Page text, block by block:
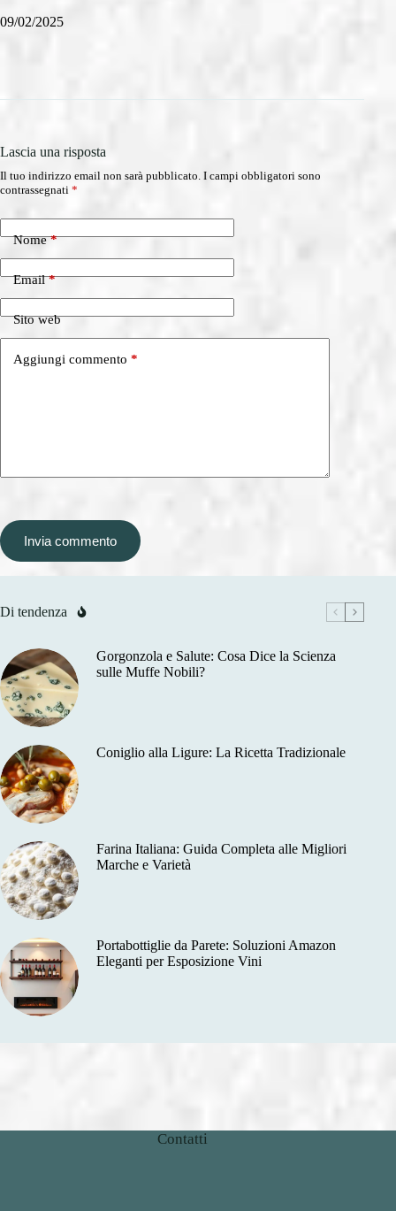
09/02/2025
Lascia una risposta
Il tuo indirizzo email non sarà pubblicato. I campi obbligatori sono
contrassegnati *
Nome*
Email*
Sito web
Aggiungi commento *
Invia commento
Di tendenza
Gorgonzola e Salute: Cosa Dice la Scienza
sulle Muffe Nobili?
Coniglio alla Ligure: La Ricetta Tradizionale
Farina Italiana: Guida Completa alle Migliori
Marche e Varietà
Portabottiglie da Parete: Soluzioni Amazon
Eleganti per Esposizione Vini
Contatti